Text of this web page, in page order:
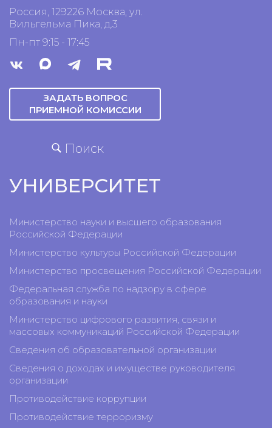
Россия, 129226 Москва, ул.
Вильгельма Пика, д.3
Пн-пт 9:15 - 17:45
ЗАДАТЬ ВОПРОС
ПРИЕМНОЙ КОМИССИИ
Поиск
УНИВЕРСИТЕТ
Министерство науки и высшего образования
Российской Федерации
Министерство культуры Российской Федерации
Министерство просвещения Российской Федерации
Федеральная служба по надзору в сфере
образования и науки
Министерство цифрового развития, связи и
массовых коммуникаций Российской Федерации
Сведения об образовательной организации
Сведения о доходах и имуществе руководителя
организации
Противодействие коррупции
Противодействие терроризму